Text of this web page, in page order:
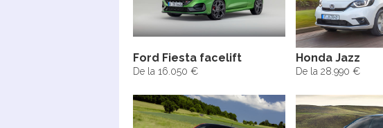
Ford Fiesta facelift
De la 16.050 €
Honda Jazz
De la 28.990 €